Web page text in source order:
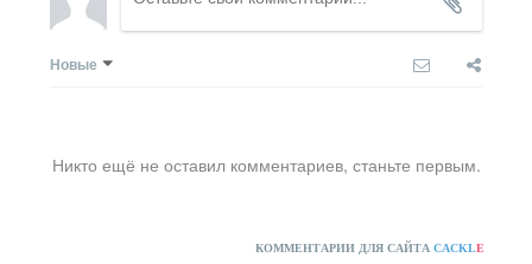
Новые
Никто ещё не оставил комментариев, станьте первым.
КОММЕНТАРИИ ДЛЯ САЙТА CACKLE